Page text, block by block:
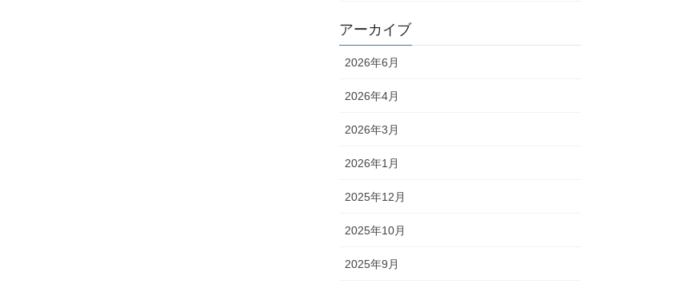
アーカイブ
2026年6月
2026年4月
2026年3月
2026年1月
2025年12月
2025年10月
2025年9月